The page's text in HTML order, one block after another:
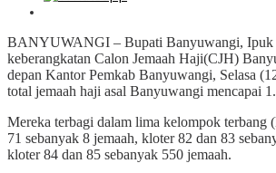
BANYUWANGI – Bupati Banyuwangi, Ipuk
keberangkatan Calon Jemaah Haji(CJH)
depan Kantor Pemkab Banyuwangi, Selasa
total jemaah haji asal Banyuwangi mencapai
Mereka terbagi dalam lima kelompok terbang
71 sebanyak 8 jemaah, kloter 82 dan 83
kloter 84 dan 85 sebanyak 550 jemaah.